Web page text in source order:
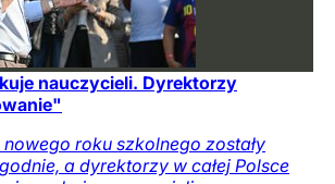
nauczycieli. Dyrektorzy
roku szkolnego zostały
a dyrektorzy w całej Polsce